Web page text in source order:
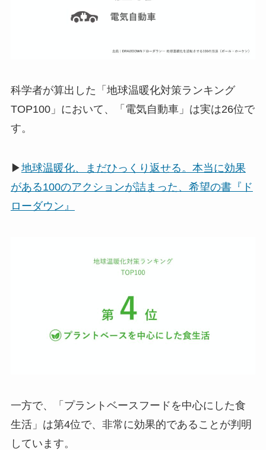
科学者が算出した「地球温暖化対策ランキング
TOP100」において、「電気自動車」は実は26位で
す。
▶地球温暖化、まだひっくり返せる。本当に効果
がある100のアクションが詰まった、希望の書『ド
ローダウン』
一方で、「プラントベースフードを中心にした食
生活」は第4位で、非常に効果的であることが判明
しています。